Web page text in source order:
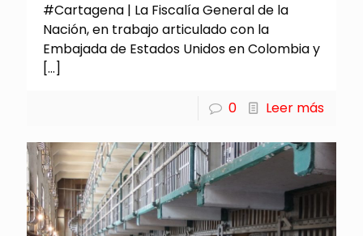
#Cartagena | La Fiscalía General de la
Nación, en trabajo articulado con la
Embajada de Estados Unidos en Colombia y
[…]
0 Leer más